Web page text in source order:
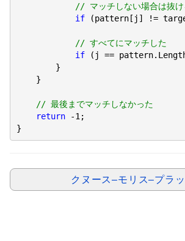
// マッチしない場合は抜け
if (pattern[j] !=
// すべてにマッチした
if (j ==
        }
    }
// 最後までマッチしなかった
return
-1 ;
}
クヌース–モリス–プラ